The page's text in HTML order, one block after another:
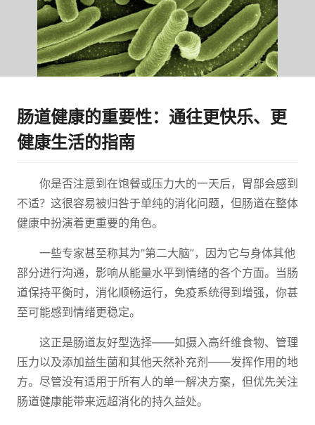
肠道健康的重要性：通往更快乐、更
健康生活的指南
你是否注意到在饱餐或压力大的一天后，胃部会感到
不适？这很容易被归咎于单纯的消化问题，但肠道在整体
健康中扮演着更重要的角色。
一些专家甚至称其为“第二大脑”，因为它与身体其他
部分进行沟通，影响从能量水平到情绪的各个方面。当肠
道保持平衡时，消化顺畅运行，免疫系统得到增强，你甚
至可能感到情绪更稳定。
这正是肠道友好型选择——如摄入高纤维食物、管理
压力以及添加益生菌和其他天然补充剂——发挥作用的地
方。尽管没有适用于所有人的单一解决方案，但优先关注
肠道健康能带来远超消化的持久益处。